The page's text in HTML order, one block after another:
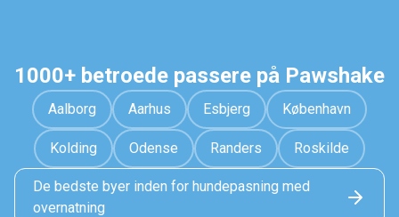
1000+ betroede passere på Pawshake
Aalborg Aarhus Esbjerg København
Kolding Odense Randers Roskilde
De bedste byer inden for hundepasning med
overnatning